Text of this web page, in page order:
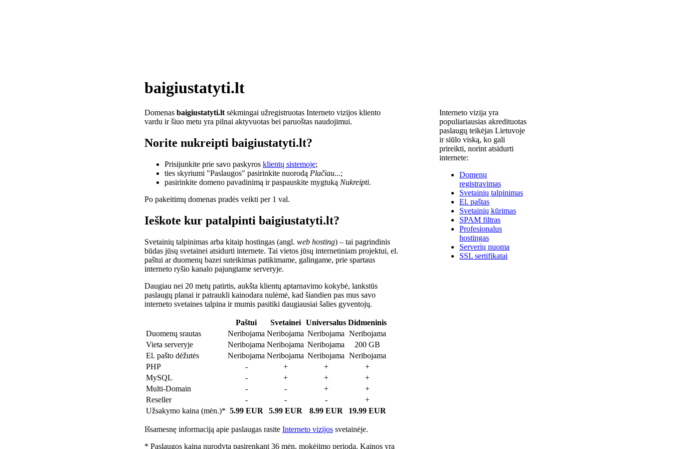
baigiustatyti.lt
Domenas baigiustatyti.lt sėkmingai užregistruotas Interneto vizijos kliento
vardu ir šiuo metu yra pilnai aktyvuotas bei paruoštas naudojimui.
Norite nukreipti baigiustatyti.lt?
Prisijunkite prie savo paskyros klientų sistemoje;
ties skyriumi "Paslaugos" pasirinkite nuorodą Plačiau...;
pasirinkite domeno pavadinimą ir paspauskite mygtuką Nukreipti.
Po pakeitimų domenas pradės veikti per 1 val.
Ieškote kur patalpinti baigiustatyti.lt?
Svetainių talpinimas arba kitaip hostingas (angl. web hosting) – tai pagrindinis
būdas jūsų svetainei atsidurti internete. Tai vietos jūsų internetiniam projektui, el.
paštui ar duomenų bazei suteikimas patikimame, galingame, prie spartaus
interneto ryšio kanalo pajungtame serveryje.
Daugiau nei 20 metų patirtis, aukšta klientų aptarnavimo kokybė, lankstūs
paslaugų planai ir patraukli kainodara nulėmė, kad šiandien pas mus savo
interneto svetaines talpina ir mumis pasitiki daugiausiai šalies gyventojų.
Paštui Svetainei Universalus Didmeninis
Duomenų srautas
Neribojama Neribojama Neribojama Neribojama
Vieta serveryje
Neribojama Neribojama Neribojama
200 GB
El. pašto dėžutės
Neribojama Neribojama Neribojama Neribojama
PHP
- + +
+
MySQL
- + +
+
Multi-Domain
- - +
+
Reseller
- - -
+
Užsakymo kaina (mėn.)* 5.99 EUR 5.99 EUR 8.99 EUR 19.99 EUR
Išsamesnę informaciją apie paslaugas rasite Interneto vizijos svetainėje.
* Paslaugos kaina nurodyta pasirenkant 36 mėn. mokėjimo periodą. Kainos yra
Interneto vizija yra
populiariausias akredituotas
paslaugų teikėjas Lietuvoje
ir siūlo viską, ko gali
prireikti, norint atsidurti
internete:
Domenų
registravimas
Svetainių talpinimas
El. paštas
Svetainių kūrimas
SPAM filtras
Profesionalus
hostingas
Serverių nuoma
SSL sertifikatai